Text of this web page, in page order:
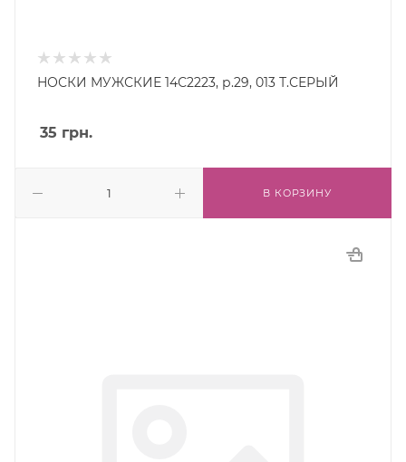
НОСКИ МУЖСКИЕ 14С2223, р.29, 013 Т.СЕРЫЙ
35 грн.
В КОРЗИНУ